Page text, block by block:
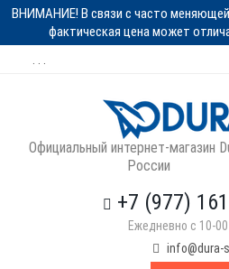
ВНИМАНИЕ! В связи с часто
фактическая цена может
Официальный интернет-магазин
России
+7 (977)
Ежедневно с 10-
info@dura-